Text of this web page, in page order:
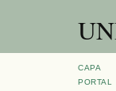
CAPA
PORTAL